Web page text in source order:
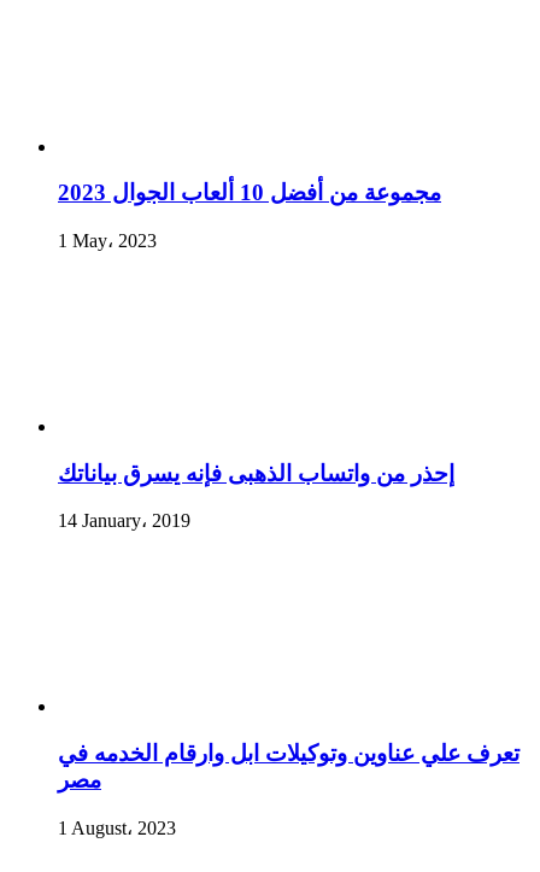
مجموعة من أفضل 10 ألعاب الجوال 2023
1 May، 2023
إحذر من واتساب الذهبى فإنه يسرق بياناتك
14 January، 2019
تعرف علي عناوين وتوكيلات ابل وارقام الخدمه في
مصر
1 August، 2023